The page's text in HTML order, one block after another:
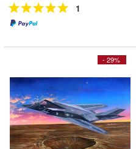
1
- 29%